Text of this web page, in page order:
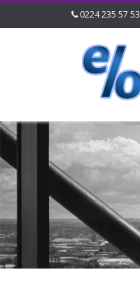
0224 235 57 53